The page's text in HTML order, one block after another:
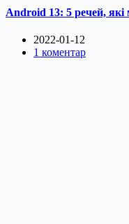
Android 13: 5 речей, які
2022-01-12
1 коментар